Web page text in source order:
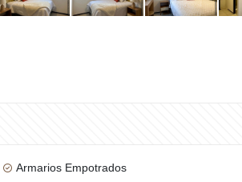
Armarios Empotrados